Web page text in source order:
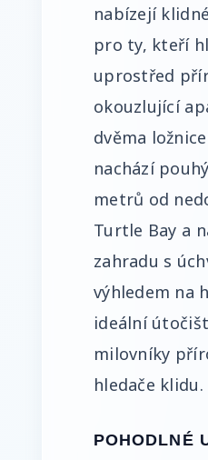
nabízejí
pro ty, kteří
uprostřed
okouzlující
dvěma
nachází
metrů od
Turtle Bay a
zahradu s
výhledem na
ideální
milovníky
hledače klidu.
POHODLNÉ